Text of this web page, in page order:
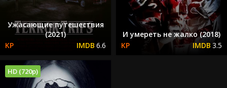
Ужасающие путешествия
(2021)
6.6
И умереть не жалко (2018)
3.5
HD (720p)